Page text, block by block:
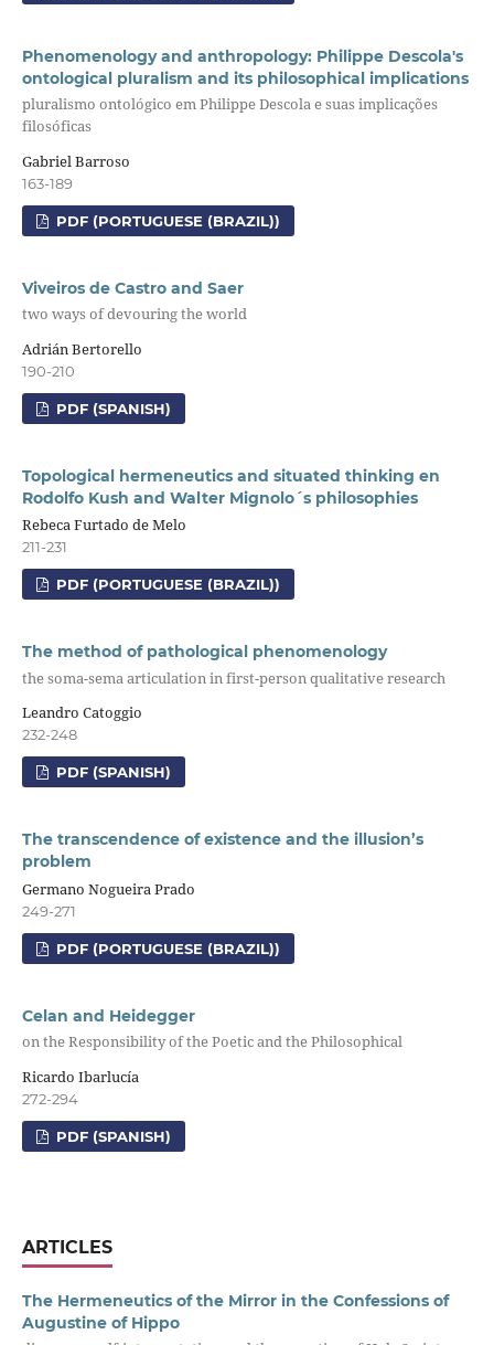
Phenomenology and anthropology: Philippe Descola's
ontological pluralism and its philosophical implications
pluralismo ontológico em Philippe Descola e suas implicações
filosóficas
Gabriel Barroso
163-189
PDF (PORTUGUESE (BRAZIL))
Viveiros de Castro and Saer
two ways of devouring the world
Adrián Bertorello
190-210
PDF (SPANISH)
Topological hermeneutics and situated thinking en
Rodolfo Kush and Walter Mignolo´s philosophies
Rebeca Furtado de Melo
211-231
PDF (PORTUGUESE (BRAZIL))
The method of pathological phenomenology
the soma-sema articulation in first-person qualitative research
Leandro Catoggio
232-248
PDF (SPANISH)
The transcendence of existence and the illusion’s
problem
Germano Nogueira Prado
249-271
PDF (PORTUGUESE (BRAZIL))
Celan and Heidegger
on the Responsibility of the Poetic and the Philosophical
Ricardo Ibarlucía
272-294
PDF (SPANISH)
ARTICLES
The Hermeneutics of the Mirror in the Confessions of
Augustine of Hippo